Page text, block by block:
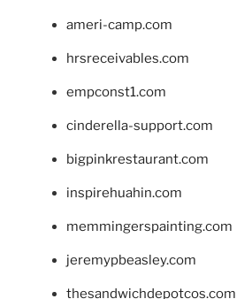
ameri-camp.com
hrsreceivables.com
empconst1.com
cinderella-support.com
bigpinkrestaurant.com
inspirehuahin.com
memmingerspainting.com
jeremypbeasley.com
thesandwichdepotcos.com